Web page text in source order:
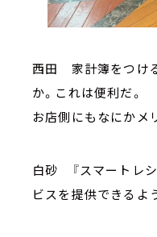
西田 家計簿をつけ
か。これは便利だ。
お店側にもなにかメ
白砂 『スマートレ
ビスを提供できるよ